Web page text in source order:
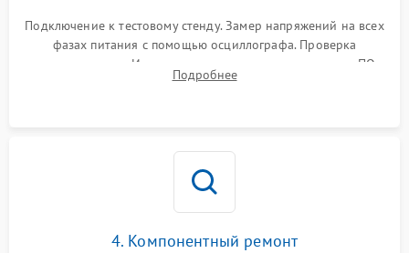
Подключение к тестовому стенду. Замер напряжений на всех
фазах питания с помощью осциллографа. Проверка
инициализации. Использование специализированного ПО
MATS
Подробнее
4. Компонентный ремонт